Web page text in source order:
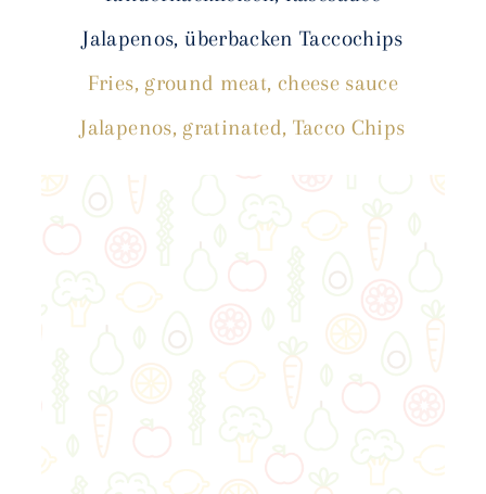
Jalapenos, überbacken Taccochips
Fries, ground meat, cheese sauce
Jalapenos, gratinated, Tacco Chips